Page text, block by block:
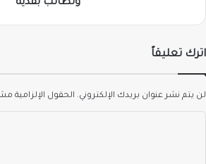
وتطالب بفدية
اترك تعليقاً
لن يتم نشر عنوان بريدك الإلكتروني. الحقول الإلزامية